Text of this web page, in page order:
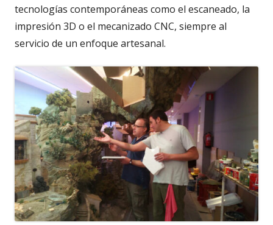
tecnologías contemporáneas como el escaneado, la
impresión 3D o el mecanizado CNC, siempre al
servicio de un enfoque artesanal.